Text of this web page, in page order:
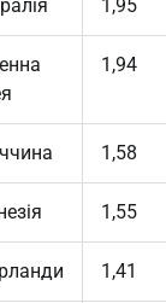
1,95
1,94
1,58
1,55
1,41